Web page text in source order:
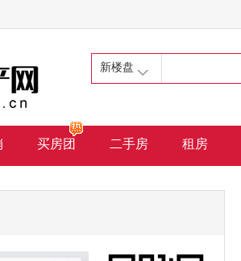
新楼盘
买房团 二手房 租房